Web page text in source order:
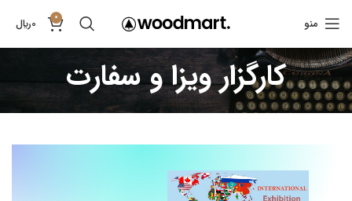
منو 0
0﷼
کارگزار ویزا و سفارت